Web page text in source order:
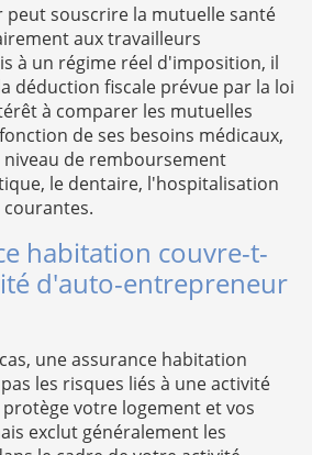
souscrire la mutuelle santé
aux travailleurs
à un régime réel d'imposition, il
déduction fiscale prévue par la loi
à comparer les mutuelles
de ses besoins médicaux,
de remboursement
le dentaire, l'hospitalisation
habitation couvre-t-
d'auto-entrepreneur
une assurance habitation
les risques liés à une activité
votre logement et vos
exclut généralement les